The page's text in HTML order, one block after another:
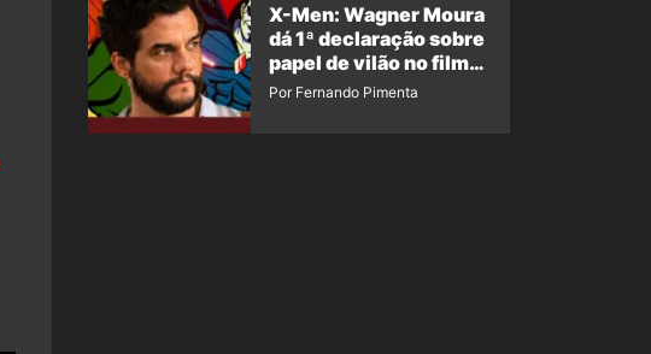
X-Men: Wagner Moura
dá 1ª declaração sobre
papel de vilão no filme
da Marvel
Por Fernando Pimenta